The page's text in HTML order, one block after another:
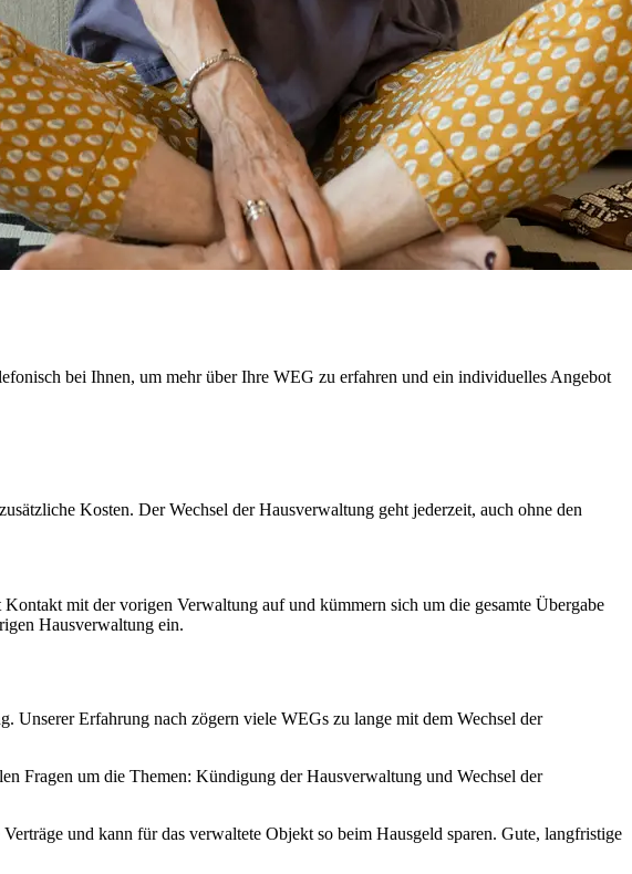
bei Ihnen, um mehr über Ihre WEG zu erfahren und ein individuelles Angebot
Kosten. Der Wechsel der Hausverwaltung geht jederzeit, auch ohne den
mit der vorigen Verwaltung auf und kümmern sich um die gesamte Übergabe
Hausverwaltung ein.
Unserer Erfahrung nach zögern viele WEGs zu lange mit dem Wechsel der
Fragen um die Themen: Kündigung der Hausverwaltung und Wechsel der
und kann für das verwaltete Objekt so beim Hausgeld sparen. Gute, langfristige